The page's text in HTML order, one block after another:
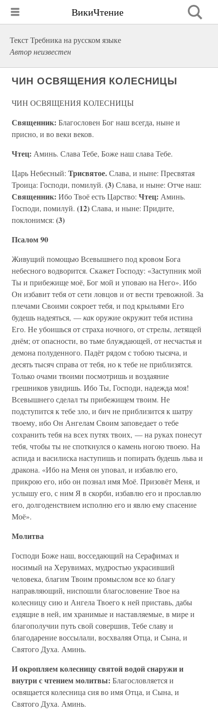
ВикиЧтение
Текст Требника на русском языке
Автор неизвестен
ЧИН ОСВЯЩЕНИЯ КОЛЕСНИЦЫ
ЧИН ОСВЯЩЕНИЯ КОЛЕСНИЦЫ
Священник: Благословен Бог наш всегда, ныне и
присно, и во веки веков.
Чтец: Аминь. Слава Тебе, Боже наш слава Тебе.
Царь Небесный: Трисвятое.Слава, и ныне: Пресвятая
Троица: Господи, помилуй. (3)Слава, и ныне: Отче наш:
Священник: Ибо Твоё есть Царство: Чтец: Аминь.
Господи, помилуй. (12)Слава, и ныне: Придите,
поклонимся: (3)
Псалом 90
Живущий помощью Всевышнего под кровом Бога
небесного водворится. Скажет Господу: «Заступник мой
Ты и прибежище моё, Бог мой и уповаю на Него». Ибо
Он избавит тебя от сети ловцов и от вести тревожной. За
плечами Своими сокроет тебя, и под крыльями Его
будешь надеяться, —какоружие окружит тебя истина
Его. Не убоишься от страха ночного, от стрелы, летящей
днём; от опасности, во тьме блуждающей, от несчастья и
демона полуденного. Падёт рядом с тобою тысяча, и
десять тысяч справа от тебя, но к тебе не приблизятся.
Только очами твоими посмотришь и воздаяние
грешников увидишь. Ибо Ты, Господи, надежда моя!
Всевышнего сделал ты прибежищем твоим. Не
подступится к тебе зло, и бич не приблизится к шатру
твоему, ибо Он Ангелам Своим заповедает о тебе
сохранить тебя на всех путях твоих, — на руках понесут
тебя, чтобы ты не споткнулся о камень ногою твоею. На
аспида и василиска наступишь и попирать будешь льва и
дракона. «Ибо на Меня он уповал, и избавлю его,
прикрою его, ибо он познал имя Моё. Призовёт Меня, и
услышу его, с ним Я в скорби, избавлю его и прославлю
его, долгоденствием исполню его и явлю ему спасение
Моё».
Молитва
Господи Боже наш, восседающий на Серафимах и
носимый на Херувимах, мудростью украсивший
человека, благим Твоим промыслом все ко благу
направляющий, ниспошли благословение Твое на
колесницу сию и Ангела Твоего к ней приставь, дабы
ездящие в ней, им хранимые и наставляемые, в мире и
благополучии путь свой совершив, Тебе славу и
благодарение воссылали, восхваляя Отца, и Сына, и
Святого Духа. Аминь.
И окропляем колесницу святой водой снаружи и
внутри с чтением молитвы: Благословляется и
освящается колесница сия во имя Отца, и Сына, и
Святого Духа. Аминь.